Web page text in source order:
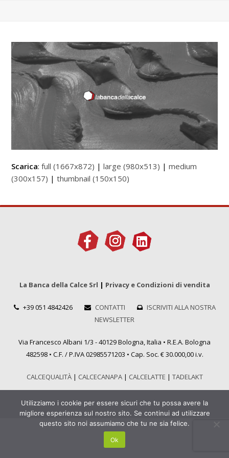
Scarica:full (1667x872) |large (980x513) |medium
(300x157) |thumbnail (150x150)
La Banca della Calce Srl | Privacy e Condizioni di vendita
+39 051 4842426 CONTATTI
ISCRIVITI ALLA NOSTRA
NEWSLETTER
Via Francesco Albani 1/3 - 40129 Bologna, Italia • R.E.A. Bologna
482598 • C.F. / P.IVA 02985571203 • Cap. Soc. € 30.000,00 i.v.
CALCEQUALITÀ| CALCECANAPA| CALCELATTE | TADELAKT
Utilizziamo i cookie per essere sicuri che tu possa avere la
migliore esperienza sul nostro sito. Se continui ad utilizzare
questo sito noi assumiamo che tu ne sia felice.
Ok